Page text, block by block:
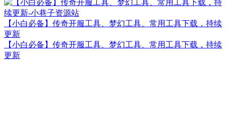
【小白必备】传奇开服工具、梦幻工具、常用工具下载，持续
更新
【小白必备】传奇开服工具、梦幻工具、常用工具下载，持续
更新